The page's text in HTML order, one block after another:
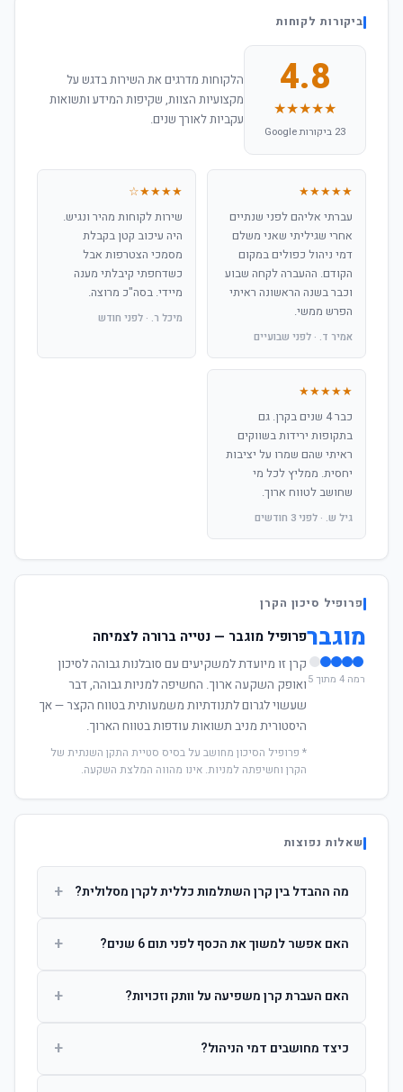
ביקורות לקוחות
4.8
★★★★★
23 ביקורות Google
הלקוחות מדרגים את השירות בדגש על
מקצועיות הצוות, שקיפות המידע ותשואות
עקביות לאורך שנים.
★★★★★
עברתי אליהם לפני שנתיים
אחרי שגיליתי שאני משלם
דמי ניהול כפולים במקום
הקודם. ההעברה לקחה שבוע
וכבר בשנה הראשונה ראיתי
הפרש ממשי.
אמיר ד. · לפני שבועיים
★★★★☆
שירות לקוחות מהיר ונגיש.
היה עיכוב קטן בקבלת
מסמכי הצטרפות אבל
כשדחפתי קיבלתי מענה
מיידי. בסה"כ מרוצה.
מיכל ר. · לפני חודש
★★★★★
כבר 4 שנים בקרן. גם
בתקופות ירידות בשווקים
ראיתי שהם שמרו על יציבות
יחסית. ממליץ לכל מי
שחושב לטווח ארוך.
גיל ש. · לפני 3 חודשים
פרופיל סיכון הקרן
מוגבר
רמה 4 מתוך 5
פרופיל מוגבר — נטייה ברורה לצמיחה
קרן זו מיועדת למשקיעים עם סובלנות גבוהה לסיכון
ואופק השקעה ארוך. החשיפה למניות גבוהה, דבר
שעשוי לגרום לתנודתיות משמעותית בטווח הקצר — אך
היסטורית מניב תשואות עודפות בטווח הארוך.
* פרופיל הסיכון מחושב על בסיס סטיית התקן השנתית של
הקרן וחשיפתה למניות. אינו מהווה המלצת השקעה.
שאלות נפוצות
מה ההבדל בין קרן השתלמות כללית לקרן מסלולית? +
ההשקעות. קרן מסלולית עוקבת אחרי מדד ספציפי ומאפשרת
האם אפשר למשוך את הכסף לפני תום 6 שנים? +
הרווחים. לאחר 6 שנים ניתן למשוך פטור ממס עד לתקרה
האם העברת קרן משפיעה על וותק וזכויות? +
החברות. הוותק ממשיך להיספר מיום ההפקדה הראשונה.
כיצד מחושבים דמי הניהול? +